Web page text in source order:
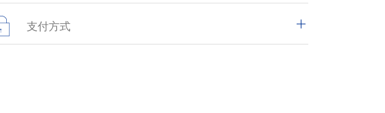
支付方式